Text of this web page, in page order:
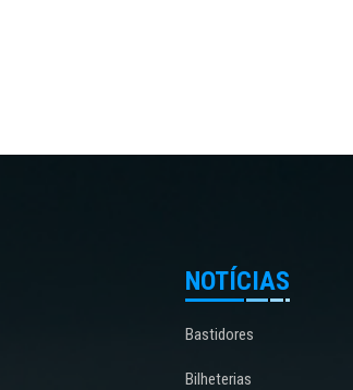
NOTÍCIAS
Bastidores
Bilheterias